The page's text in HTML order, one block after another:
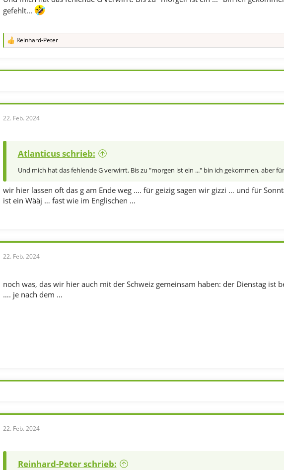
gefehlt...
R
e
n
:
Reinhard-Peter
22. Feb. 2024
Atlanticus schrieb:
Und mich hat das fehlende G verwirrt. Bis zu "morgen ist ein ..." bin ich gekommen, aber
wir hier lassen oft das g am Ende weg …. für geizig sagen wir gizzi … und für
ist ein Wääj … fast wie im Englischen …
22. Feb. 2024
noch was, das wir hier auch mit der Schweiz gemeinsam haben: der Dienstag ist
…. je nach dem …
22. Feb. 2024
Reinhard-Peter schrieb: